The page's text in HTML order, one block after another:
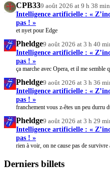
CPB339 août 2026 at 9 h 38 min
Intelligence artificielle : «
pas ! »
et nyet pour Edge
Pheldge9 août 2026 at 3 h 40
Intelligence artificielle : «
pas ! »
ça marche avec Opera, et il me semble
Pheldge9 août 2026 at 3 h 36
Intelligence artificielle : «
pas ! »
franchement vous z-êtes un peu durru
Pheldge9 août 2026 at 3 h 29
Intelligence artificielle : «
pas ! »
rien à voir, on ne cause pas de survivre
Derniers billets